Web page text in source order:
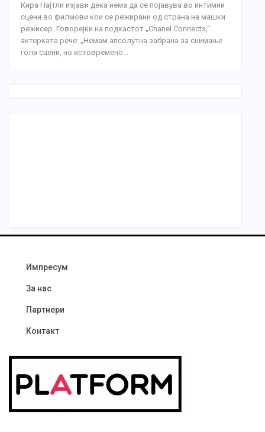
Кира Најтли изјави дека нема да се појавува во интимни
сцени во филмови кои се режирани од страна на машки
режисер. Говорејќи на подкастот „Chanel Connects,“
актерката рече: „Немам апсолутна забрана за снимање
голи сцени, но истовремено…
Импресум
За нас
Партнери
Контакт